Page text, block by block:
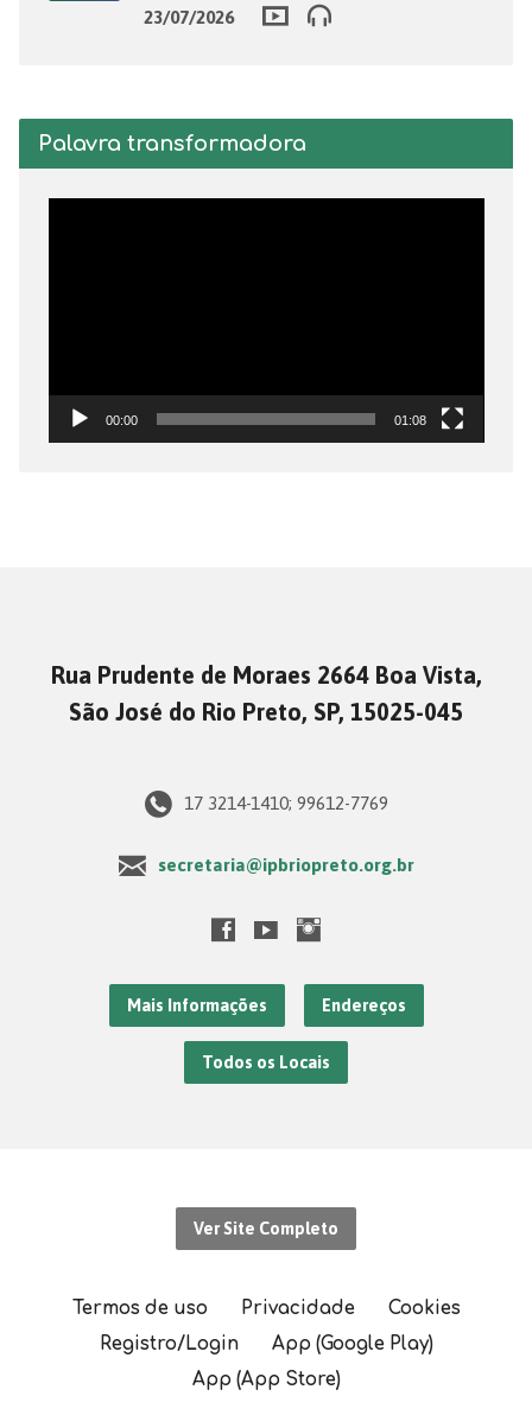
23/07/2026
Palavra transformadora
00:00 01:08
Rua Prudente de Moraes 2664 Boa Vista,
São José do Rio Preto, SP, 15025-045
17 3214-1410; 99612-7769
secretaria@ipbriopreto.org.br
Mais Informações Endereços
Todos os Locais
Ver Site Completo
Termos de uso Privacidade
Cookies
Registro/Login
App (Google Play)
App (App Store)